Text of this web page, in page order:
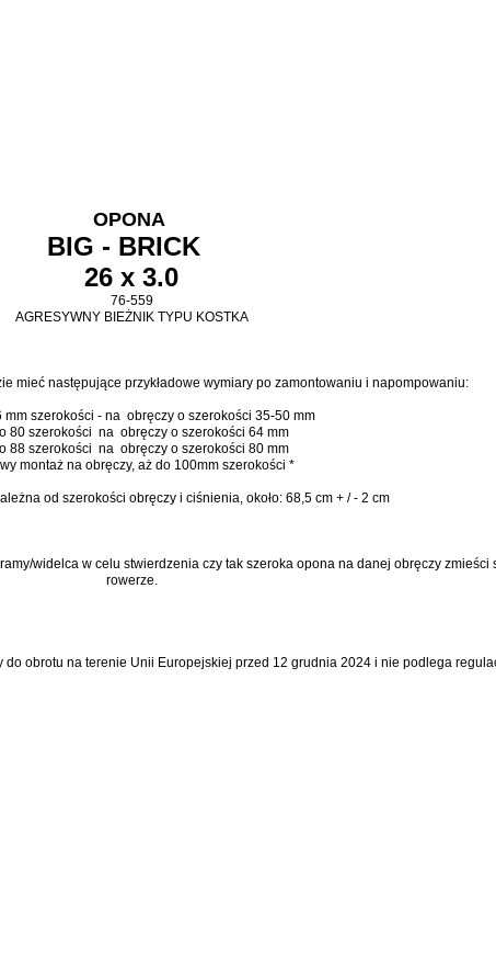
OPONA
BIG - BRICK
26 x 3.0
76-559
AGRESYWNY BIEŻNIK TYPU KOSTKA
mieć następujące przykładowe wymiary po zamontowaniu i napompowaniu:
mm szerokości - na obręczy o szerokości 35-50 mm
80 szerokości na obręczy o szerokości 64 mm
88 szerokości na obręczy o szerokości 80 mm
montaż na obręczy, aż do 100mm szerokości *
od szerokości obręczy i ciśnienia, około: 68,5 cm + / - 2 cm
widelca w celu stwierdzenia czy tak szeroka opona na danej obręczy zmieści
rowerze.
do obrotu na terenie Unii Europejskiej przed 12 grudnia 2024 i nie podlega